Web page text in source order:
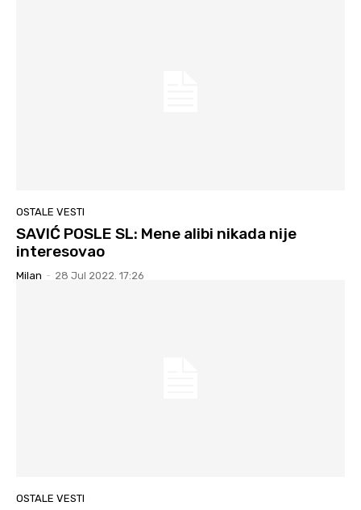
OSTALE VESTI
SAVIĆ POSLE SL: Mene alibi nikada nije
interesovao
Milan - 28 Jul 2022. 17:26
OSTALE VESTI